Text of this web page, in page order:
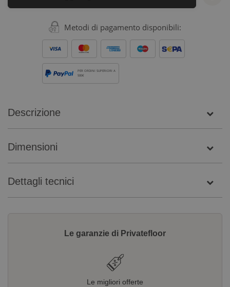
Metodi di pagamento disponibili:
PER ORDINI SUPERIORI A
500€
Descrizione
Dimensioni
Dettagli tecnici
Le garanzie di Privatefloor
Le migliori offerte